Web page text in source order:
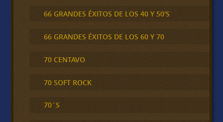
66 GRANDES ÉXITOS DE LOS 40 Y 50'S
66 GRANDES ÉXITOS DE LOS 60 Y 70
70 CENTAVO
70 SOFT ROCK
70´S